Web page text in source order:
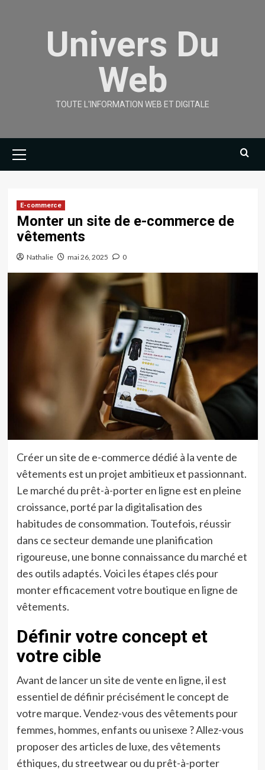
Univers Du
Web
TOUTE L'INFORMATION WEB ET DIGITALE
Menu
E-commerce
Monter un site de e-commerce de
vêtements
Nathalie mai 26, 2025 0
Créer un site de e-commerce dédié à la vente de
vêtements est un projet ambitieux et passionnant.
Le marché du prêt-à-porter en ligne est en pleine
croissance, porté par la digitalisation des
habitudes de consommation. Toutefois, réussir
dans ce secteur demande une planification
rigoureuse, une bonne connaissance du marché et
des outils adaptés. Voici les étapes clés pour
monter efficacement votre boutique en ligne de
vêtements.
Définir votre concept et
votre cible
Avant de lancer un site de vente en ligne, il est
essentiel de définir précisément le concept de
votre marque. Vendez-vous des vêtements pour
femmes, hommes, enfants ou unisexe ? Allez-vous
proposer des articles de luxe, des vêtements
éthiques, du streetwear ou du prêt-à-porter